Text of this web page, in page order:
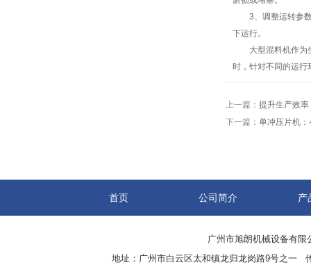
3、调整运转参数
下运行。
大型混料机作为生
时，针对不同的运
上一篇： 提升生产效
下一篇： 单冲压片机
首页 公司简介 产
广州市旭朗机械设备有限
地址：广州市白云区太和镇龙归龙岗路9号之一